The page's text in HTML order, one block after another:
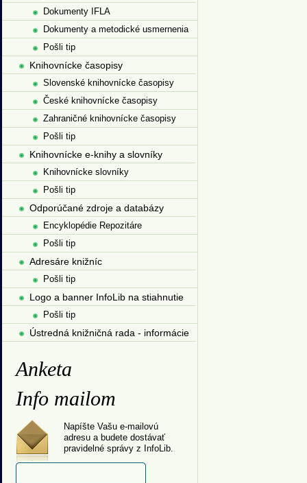
Dokumenty IFLA
Dokumenty a metodické usmernenia
Pošli tip
Knihovnícke časopisy
Slovenské knihovnícke časopisy
České knihovnícke časopisy
Zahraničné knihovnícke časopisy
Pošli tip
Knihovnícke e-knihy a slovníky
Knihovnícke slovníky
Pošli tip
Odporúčané zdroje a databázy
Encyklopédie Repozitáre
Pošli tip
Adresáre knižníc
Pošli tip
Logo a banner InfoLib na stiahnutie
Pošli tip
Ústredná knižničná rada - informácie
Anketa
Info mailom
Napíšte Vašu e-mailovú
adresu a budete dostávať
pravidelné správy z InfoLib.